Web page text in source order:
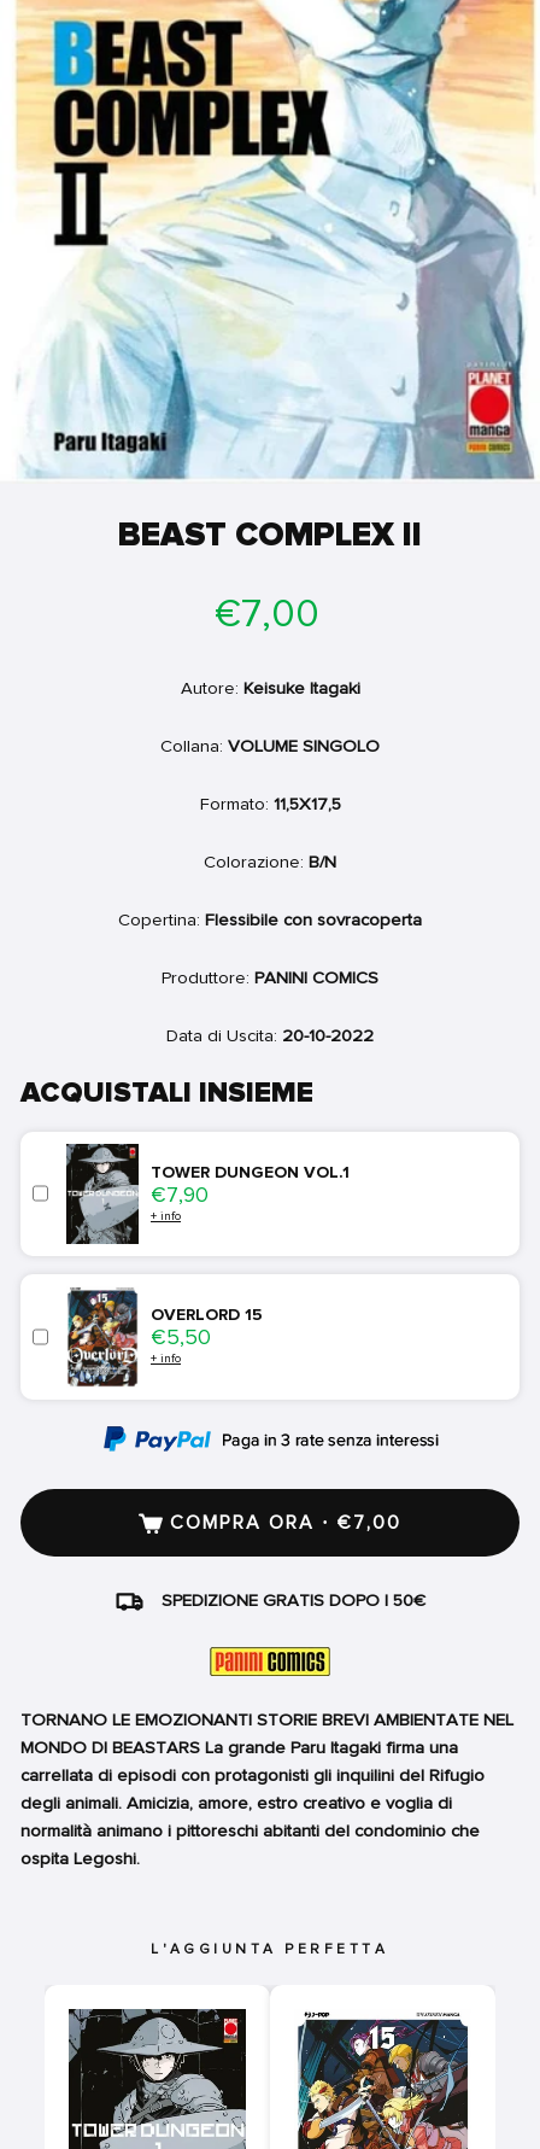
BEAST COMPLEX II
di
€7,00
Autore: Keisuke Itagaki
Collana: VOLUME SINGOLO
Formato: 11,5X17,5
Colorazione: B/N
Copertina: Flessibile con sovracoperta
Produttore: PANINI COMICS
Data di Uscita: 20-10-2022
ACQUISTALI INSIEME
TOWER DUNGEON VOL.1
Price
€7,90
+ info
OVERLORD 15
Price
€5,50
+ info
COMPRA ORA · €7,00
SPEDIZIONE GRATIS DOPO I 50€
TORNANO LE EMOZIONANTI STORIE BREVI AMBIENTATE NEL
MONDO DI BEASTARS La grande Paru Itagaki firma una
carrellata di episodi con protagonisti gli inquilini del Rifugio
degli animali. Amicizia, amore, estro creativo e voglia di
normalità animano i pittoreschi abitanti del condominio che
ospita Legoshi.
L'AGGIUNTA PERFETTA